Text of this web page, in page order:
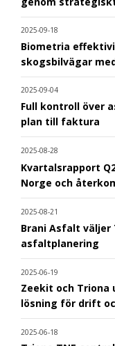
2025-09-18
Biometria
skogsbilvägar
2025-09-04
Full kontroll över
plan till faktura
2025-08-28
Kvartalsrapport
Norge och
2025-08-21
Brani Asfalt väljer
asfaltplanering
2025-06-19
Zeekit och
lösning för drift
2025-06-18